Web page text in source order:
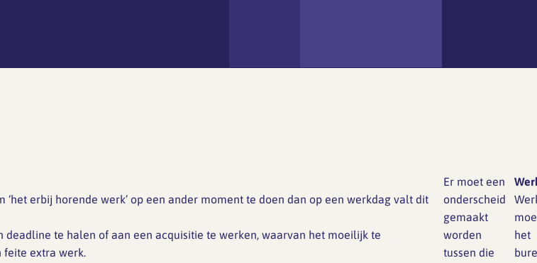
erbij horende werk’ op een ander moment te doen dan op een werkdag valt dit
te halen of aan een acquisitie te werken, waarvan het moeilijk te
feite extra werk.
Er moet een
onderscheid
gemaakt
worden
tussen die
het